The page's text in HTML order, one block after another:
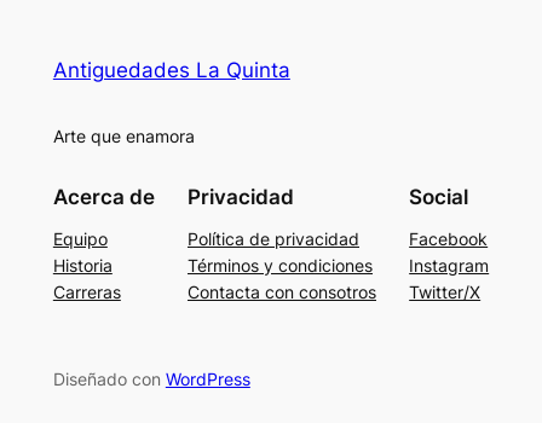
Antiguedades La Quinta
Arte que enamora
Acerca de
Equipo
Historia
Carreras
Privacidad
Política de privacidad
Términos y condiciones
Contacta con consotros
Social
Facebook
Instagram
Twitter/X
Diseñado con WordPress